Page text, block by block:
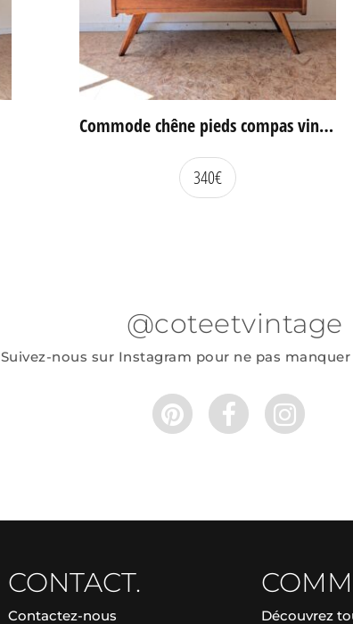
Commode chêne pieds compas vintage
340€
@coteetvintage
Suivez-nous sur Instagram pour ne pas
CONTACT.
Contactez-nous Découvrez